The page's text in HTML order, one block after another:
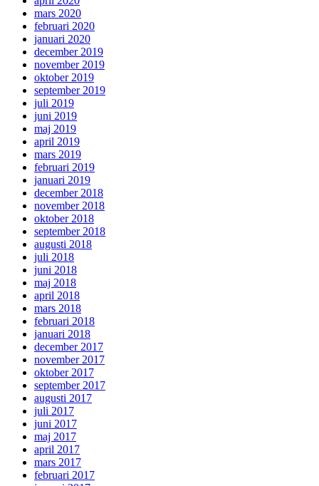
mars 2020
februari 2020
januari 2020
december 2019
november 2019
oktober 2019
september 2019
juli 2019
juni 2019
maj 2019
april 2019
mars 2019
februari 2019
januari 2019
december 2018
november 2018
oktober 2018
september 2018
augusti 2018
juli 2018
juni 2018
maj 2018
april 2018
mars 2018
februari 2018
januari 2018
december 2017
november 2017
oktober 2017
september 2017
augusti 2017
juli 2017
juni 2017
maj 2017
april 2017
mars 2017
februari 2017